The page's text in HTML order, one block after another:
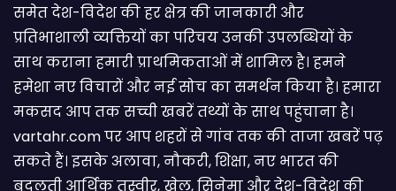
समेत देश-विदेश की हर क्षेत्र की जानकारी और
प्रतिभाशाली व्यक्तियों का परिचय उनकी उपलब्धियों के
साथ कराना हमारी प्राथमिकताओं में शामिल है। हमने
हमेशा नए विचारों और नई सोच का समर्थन किया है। हमारा
मकसद आप तक सच्ची खबरें तथ्यों के साथ पहुंचाना है।
vartahr.com पर आप शहरों से गांव तक की ताजा खबरें पढ़
सकते हैं। इसके अलावा, नौकरी, शिक्षा, नए भारत की
बदलती आर्थिक तस्वीर, खेल, सिनेमा और देश-विदेश की